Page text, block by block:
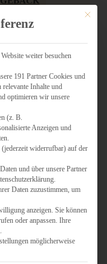
GESÜNDER
BAKERY
SÜSS
TISCH
& FISCH
BARBECUE
Mit
weiter besuchen
191 Partner Cookies und
relevante Inhalte und
optimieren wir unsere
(z. B.
Anzeigen und
widerrufbar) auf der
und über unsere Partner
Daten zuzustimmen, um
anzeigen. Sie können
oder anpassen. Ihre
möglicherweise